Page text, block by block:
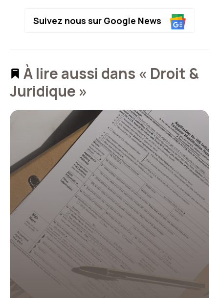
Suivez nous sur Google News
À lire aussi dans « Droit &
Juridique »